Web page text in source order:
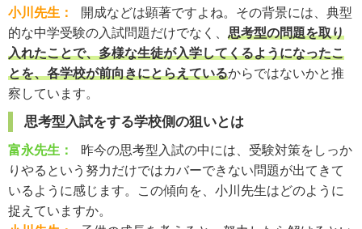
小川先生：
開成などは顕著ですよね。その背景には、典型
的な中学受験の入試問題だけでなく、 思考型の問題を取り
入れたことで、多様な生徒が入学してくるようになったこ
とを、各学校が前向きにとらえているからではないかと推
察しています。
思考型入試をする学校側の狙いとは
富永先生：
昨今の思考型入試の中には、受験対策をしっか
りやるという努力だけではカバーできない問題が出てきて
いるように感じます。この傾向を、小川先生はどのように
捉えていますか。